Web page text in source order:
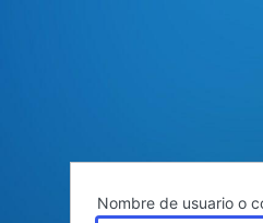
Nombre de usuario o